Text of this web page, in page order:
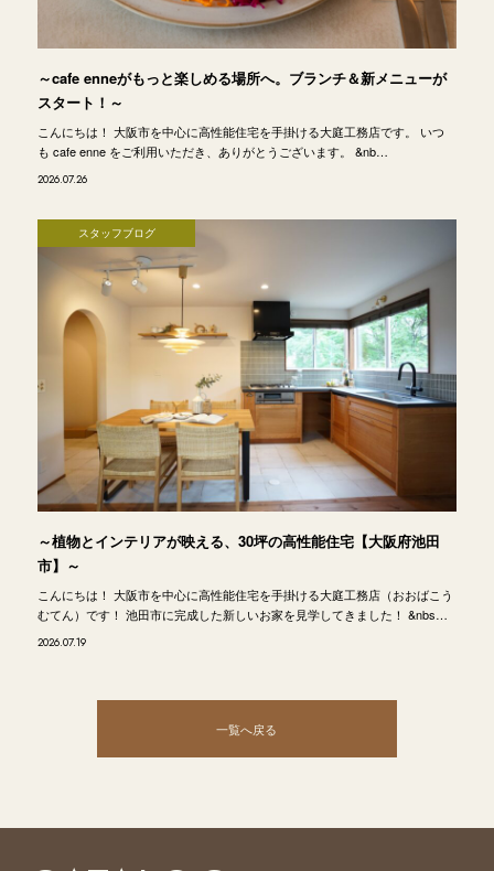
～cafe enneがもっと楽しめる場所へ。ブランチ＆新メニューが
スタート！～
こんにちは！ 大阪市を中心に高性能住宅を手掛ける大庭工務店です。 いつ
も cafe enne をご利用いただき、ありがとうございます。 &nb…
2026.07.26
スタッフブログ
～植物とインテリアが映える、30坪の高性能住宅【大阪府池田
市】～
こんにちは！ 大阪市を中心に高性能住宅を手掛ける大庭工務店（おおばこう
むてん）です！ 池田市に完成した新しいお家を見学してきました！ &nbs…
2026.07.19
一覧へ戻る